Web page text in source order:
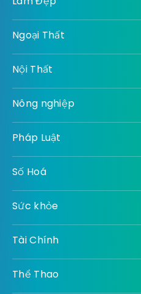
Ngoại Thất
Nội Thất
Nông nghiệp
Pháp Luật
Số Hoá
Sức khỏe
Tài Chính
Thể Thao